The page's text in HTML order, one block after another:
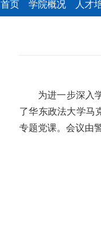
首页 学院概况 人才
为进一步深入
了华东政法大学马
专题党课。会议由